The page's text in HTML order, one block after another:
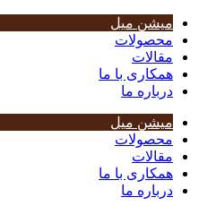
میشن میل
محصولات
مقالات
همکاری با ما
درباره ما
میشن میل
محصولات
مقالات
همکاری با ما
درباره ما